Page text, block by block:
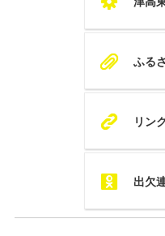
A ふる
K リン
Q 出欠